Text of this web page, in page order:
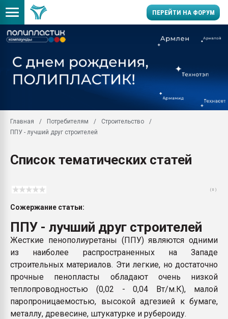
ПЕРЕЙТИ НА ФОРУМ
заводу пластмасс"
Подмосковье, Москва
ситуацией на
Всё, что касается
ПЕРЕЙТИ НА
Главная Потребителям
Строительство
ППУ - лучший друг строителей
Список тематических статей
( 0 )
Сожержание статьи:
ППУ - лучший друг строителей
Жесткие пенополиуретаны (ППУ) являются одними
из наиболее распространенных на Западе
строительных материалов. Эти легкие, но достаточно
прочные пенопласты обладают очень низкой
теплопроводностью (0,02 - 0,04 Вт/м.К), малой
паропроницаемостью, высокой адгезией к бумаге,
металлу, древесине, штукатурке и рубероиду.